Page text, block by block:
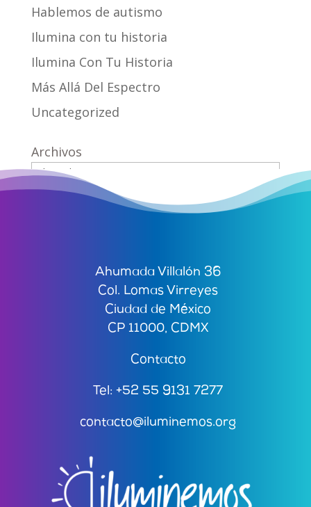
Hablemos de autismo
Ilumina con tu historia
Ilumina Con Tu Historia
Más Allá Del Espectro
Uncategorized
Archivos
Ahumada Villalón 36
Col. Lomas Virreyes
Ciudad de México
CP 11000, CDMX
Contacto
Tel: +52 55 9131 7277
contacto@iluminemos.org